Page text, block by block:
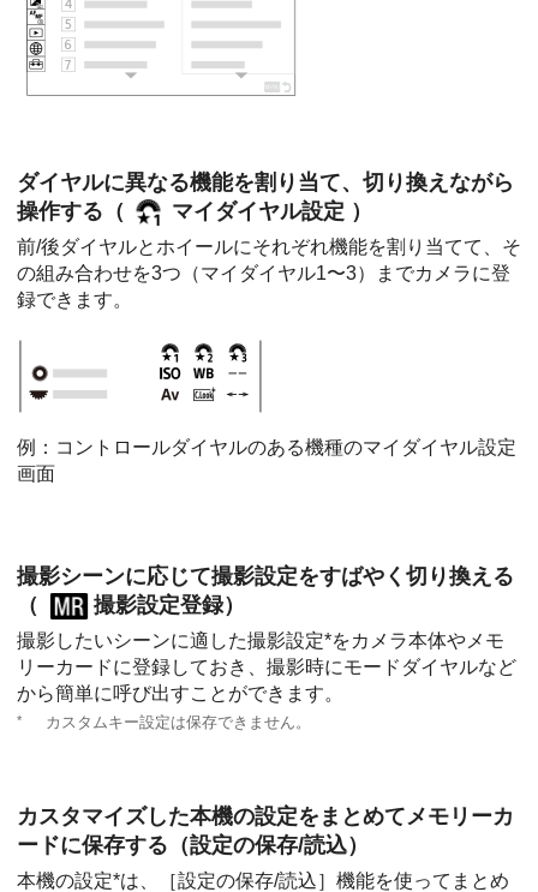
ダイヤルに異なる機能を割り当て、切り換えながら
操作する（
マイダイヤル設定 ）
前/後ダイヤルとホイールにそれぞれ機能を割り当てて、そ
の組み合わせを3つ（マイダイヤル1〜3）までカメラに登
録できます。
例：コントロールダイヤルのある機種のマイダイヤル設定
画面
撮影シーンに応じて撮影設定をすばやく切り換える
（
撮影設定登録）
撮影したいシーンに適した撮影設定*をカメラ本体やメモ
リーカードに登録しておき、撮影時にモードダイヤルなど
から簡単に呼び出すことができます。
* カスタムキー設定は保存できません。
カスタマイズした本機の設定をまとめてメモリーカ
ードに保存する（設定の保存/読込）
本機の設定*は、 ［設定の保存/読込］ 機能を使ってまとめ